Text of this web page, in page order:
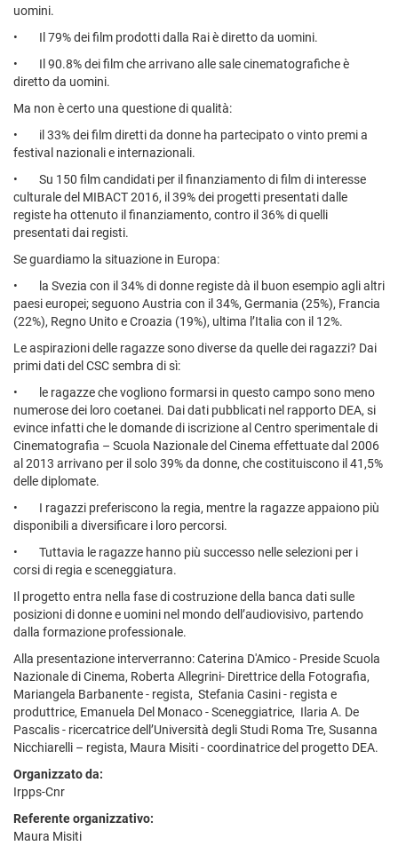
uomini.
• Il 79% dei film prodotti dalla Rai è diretto da uomini.
• Il 90.8% dei film che arrivano alle sale cinematografiche è
diretto da uomini.
Ma non è certo una questione di qualità:
• il 33% dei film diretti da donne ha partecipato o vinto premi a
festival nazionali e internazionali.
• Su 150 film candidati per il finanziamento di film di interesse
culturale del MIBACT 2016, il 39% dei progetti presentati dalle
registe ha ottenuto il finanziamento, contro il 36% di quelli
presentati dai registi.
Se guardiamo la situazione in Europa:
• la Svezia con il 34% di donne registe dà il buon esempio agli altri
paesi europei; seguono Austria con il 34%, Germania (25%), Francia
(22%), Regno Unito e Croazia (19%), ultima l’Italia con il 12%.
Le aspirazioni delle ragazze sono diverse da quelle dei ragazzi? Dai
primi dati del CSC sembra di sì:
• le ragazze che vogliono formarsi in questo campo sono meno
numerose dei loro coetanei. Dai dati pubblicati nel rapporto DEA, si
evince infatti che le domande di iscrizione al Centro sperimentale di
Cinematografia – Scuola Nazionale del Cinema effettuate dal 2006
al 2013 arrivano per il solo 39% da donne, che costituiscono il 41,5%
delle diplomate.
• I ragazzi preferiscono la regia, mentre la ragazze appaiono più
disponibili a diversificare i loro percorsi.
• Tuttavia le ragazze hanno più successo nelle selezioni per i
corsi di regia e sceneggiatura.
Il progetto entra nella fase di costruzione della banca dati sulle
posizioni di donne e uomini nel mondo dell’audiovisivo, partendo
dalla formazione professionale.
Alla presentazione interverranno: Caterina D'Amico - Preside Scuola
Nazionale di Cinema, Roberta Allegrini- Direttrice della Fotografia,
Mariangela Barbanente - regista, Stefania Casini - regista e
produttrice, Emanuela Del Monaco - Sceneggiatrice, Ilaria A. De
Pascalis - ricercatrice dell’Università degli Studi Roma Tre, Susanna
Nicchiarelli – regista, Maura Misiti - coordinatrice del progetto DEA.
Organizzato da:
Irpps-Cnr
Referente organizzativo:
Maura Misiti